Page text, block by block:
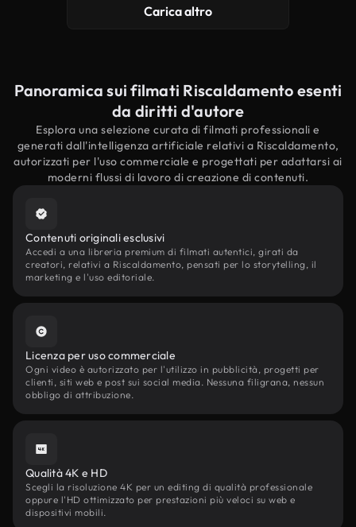
Carica altro
Panoramica sui filmati Riscaldamento esenti
da diritti d'autore
Esplora una selezione curata di filmati professionali e
generati dall'intelligenza artificiale relativi a Riscaldamento,
autorizzati per l'uso commerciale e progettati per adattarsi ai
moderni flussi di lavoro di creazione di contenuti.
Contenuti originali esclusivi
Accedi a una libreria premium di filmati autentici, girati da
creatori, relativi a Riscaldamento, pensati per lo storytelling, il
marketing e l'uso editoriale.
Licenza per uso commerciale
Ogni video è autorizzato per l'utilizzo in pubblicità, progetti per
clienti, siti web e post sui social media. Nessuna filigrana, nessun
obbligo di attribuzione.
Qualità 4K e HD
Scegli la risoluzione 4K per un editing di qualità professionale
oppure l'HD ottimizzato per prestazioni più veloci su web e
dispositivi mobili.